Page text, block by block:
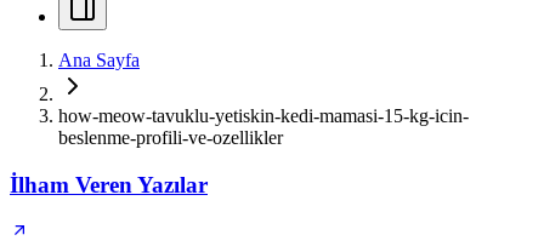
Ana Sayfa
how-meow-tavuklu-yetiskin-kedi-mamasi-15-kg-icin-
beslenme-profili-ve-ozellikler
İlham Veren Yazılar